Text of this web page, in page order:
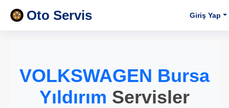
Oto Servis Giriş Yap
VOLKSWAGEN Bursa
Yıldırım Servisler